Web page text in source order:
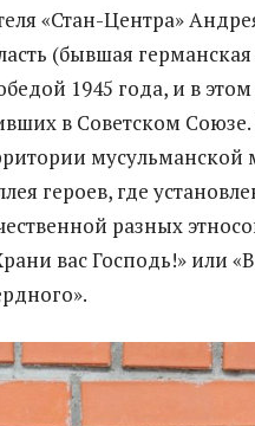
«Стан-Центра»
(бывшая
1945 года, и в этом
в Советском
мусульманской
героев, где
разных
вас Господь!» или